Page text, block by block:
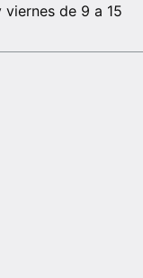
viernes de 9 a 15